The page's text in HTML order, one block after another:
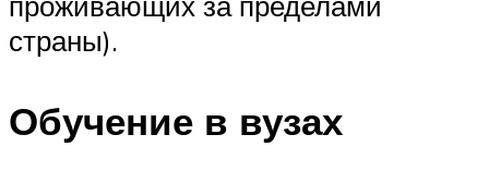
страны).
Обучение в вузах